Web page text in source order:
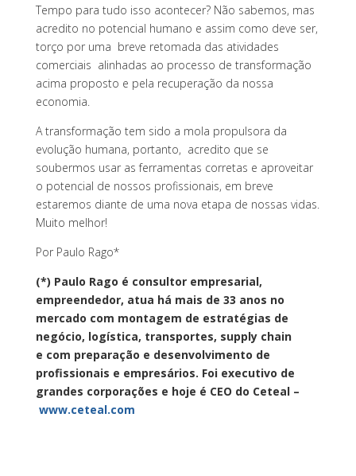
Tempo para tudo isso acontecer? Não sabemos, mas
acredito no potencial humano e assim como deve ser,
torço por uma breve retomada das atividades
comerciais alinhadas ao processo de transformação
acima proposto e pela recuperação da nossa
economia.
A transformação tem sido a mola propulsora da
evolução humana, portanto, acredito que se
soubermos usar as ferramentas corretas e aproveitar
o potencial de nossos profissionais, em breve
estaremos diante de uma nova etapa de nossas vidas.
Muito melhor!
Por Paulo Rago*
(*) Paulo Rago é consultor empresarial,
empreendedor, atua há mais de 33 anos no
mercado com montagem de estratégias de
negócio, logística, transportes, supply chain
e com preparação e desenvolvimento de
profissionais e empresários. Foi executivo de
grandes corporações e hoje é CEO do Ceteal –
www.ceteal.com